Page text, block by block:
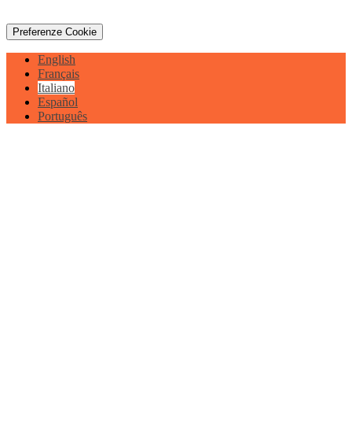
Preferenze Cookie
English
Français
Italiano
Español
Português